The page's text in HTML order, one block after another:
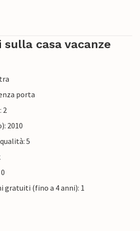
casa vacanze
porta
2
2010
5
gratuiti (fino a 4 anni): 1